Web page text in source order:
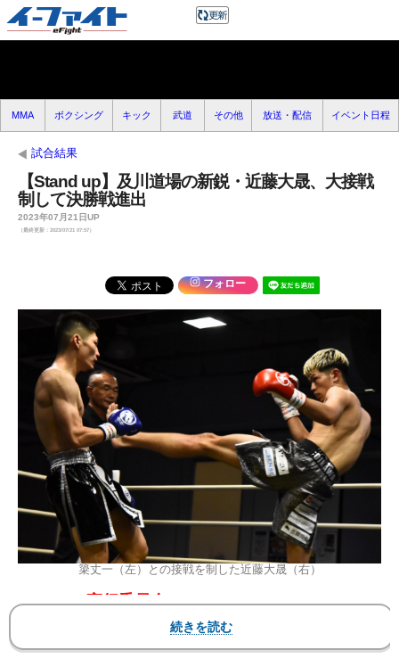
MMA ボクシング キック 武道 その他 放送・配信 イベント日程
試合結果
【Stand up】及川道場の新鋭・近藤大晟、大接戦
制して決勝戦進出
2023年07月21日UP
（最終更新：2023/07/21 07:57）
フォロー
簗丈一（左）との接戦を制した近藤大晟（右）
Stand up実行委員会
『Stand up vol.18 King of Rookie 2023』
2023年7月16日（日）東京・ゴールドジムサウス